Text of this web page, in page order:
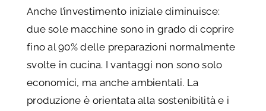
Anche l’investimento iniziale diminuisce:
due sole macchine sono in grado di coprire
fino al 90% delle preparazioni normalmente
svolte in cucina. I vantaggi non sono solo
economici, ma anche ambientali. La
produzione è orientata alla sostenibilità e i